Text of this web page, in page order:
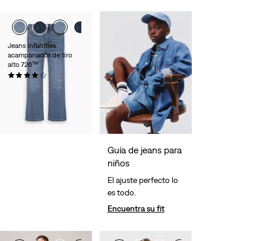
Jeans infantiles
acampanados de tiro
alto 726™
Guía de jeans para
niños
El ajuste perfecto lo
es todo.
Encuentra su fit